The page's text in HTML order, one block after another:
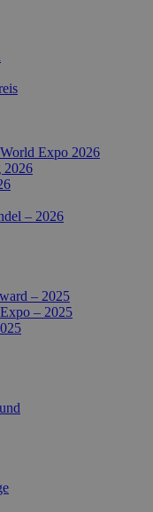
Expo 2026
2026
– 2026
– 2025
– 2025